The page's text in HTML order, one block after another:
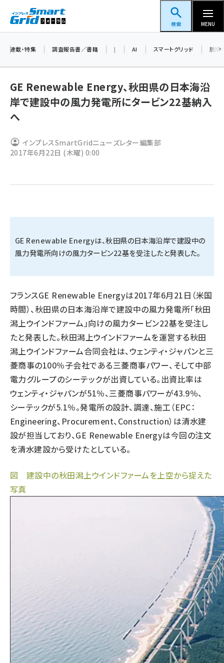
ン
スマートグリッドフォーラム
検索 MENU
ペロブスカイト (332)
ngn (272)
タンデム (145)
連載・特集 調査報告書／書籍 | AI スマートグリッド 脱炭
GE Renewable Energy、秋田県の日本海沿
岸で建設中の風力発電所にタービン22基納入
へ
インプレスSmartGridニューズレター編集部
2017年6月22日 (木曜) 0:00
GE Renewable Energyは、秋田県の日本海沿岸で建設中の
風力発電所向けの風力タービン22基を受注したと発表した。
フランスGE Renewable Energyは2017年6月21日（米国
時間）、秋田県の日本海沿岸で建設中の風力発電所「秋田
潟上ウインドファーム」向けの風力タービン22基を受注し
たと発表した。秋田潟上ウインドファームを運営する秋田
潟上ウインドファーム合同会社は、ウェンティ・ジャパンと三
菱商事の100％子会社である三菱商事パワー、そして中部
電力グループのシーテックが出資している。出資比率は
ウェンティ・ジャパンが51％、三菱商事パワーが43.9％、
シーテックが5.1％。発電所の設計、調達、施工（EPC：
Engineering、Procurement、Construction）は清水建
設が担当しており、GE Renewable Energyは今回の注文
を清水建設から受けたとしている。
図 建設中の秋田潟上ウインドファームを上空から捉えた
写真